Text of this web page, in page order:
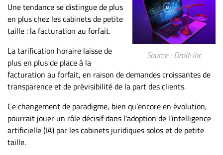
Formation
Continue
Métiers
Scoop?
CABINETS
ET
Espace
entreprises
Page
Source : Droit-inc
Une tendance se distingue de plus
en plus chez les cabinets de petite
taille : la facturation au forfait.
La tarification horaire laisse de
plus en plus de place à la
facturation au forfait, en raison de demandes croissantes de
transparence et de prévisibilité de la part des clients.
Ce changement de paradigme, bien qu’encore en évolution,
pourrait jouer un rôle décisif dans l’adoption de l’intelligence
artificielle (IA) par les cabinets juridiques solos et de petite
taille.